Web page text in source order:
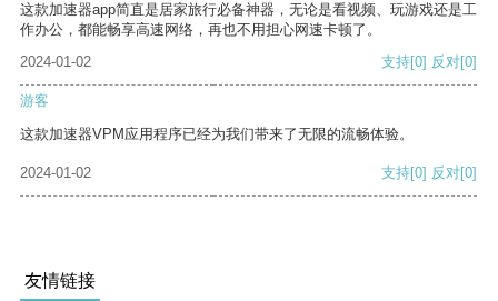
这款加速器app简直是居家旅行必备神器，无论是看视频、玩游戏还是工
作办公，都能畅享高速网络，再也不用担心网速卡顿了。
2024-01-02
支持[0] 反对[0]
游客
这款加速器VPM应用程序已经为我们带来了无限的流畅体验。
2024-01-02 支持[0] 反对[0]
友情链接